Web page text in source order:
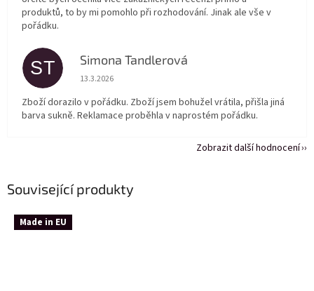
Související produkty
Made in EU
produktů, to by mi pomohlo při rozhodování. Jinak ale vše v
pořádku.
ST Simona Tandlerová
Hodnocení obchodu je 5 z 5 hvězdiček.
13.3.2026
Zboží dorazilo v pořádku. Zboží jsem bohužel vrátila, přišla jiná
barva sukně. Reklamace proběhla v naprostém pořádku.
Zobrazit další hodnocení